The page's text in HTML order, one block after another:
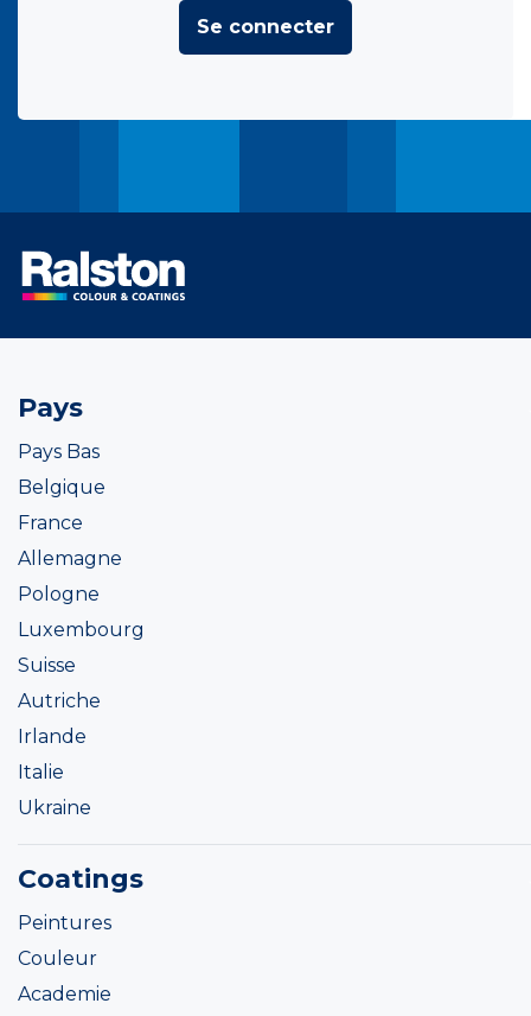
Se connecter
Pays
Pays Bas
Belgique
France
Allemagne
Pologne
Luxembourg
Suisse
Autriche
Irlande
Italie
Ukraine
Coatings
Peintures
Couleur
Academie